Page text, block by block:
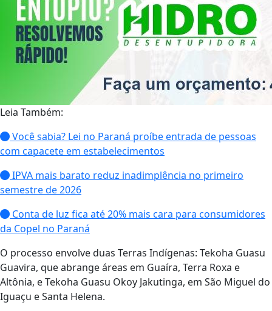
Leia Também:
Você sabia? Lei no Paraná proíbe entrada de pessoas
com capacete em estabelecimentos
IPVA mais barato reduz inadimplência no primeiro
semestre de 2026
Conta de luz fica até 20% mais cara para consumidores
da Copel no Paraná
O processo envolve duas Terras Indígenas: Tekoha Guasu
Guavira, que abrange áreas em Guaíra, Terra Roxa e
Altônia, e Tekoha Guasu Okoy Jakutinga, em São Miguel do
Iguaçu e Santa Helena.